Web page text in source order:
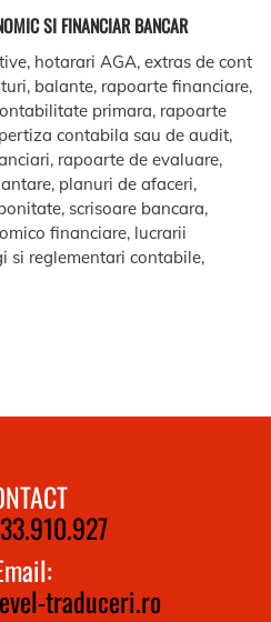
SI FINANCIAR BANCAR
hotarari AGA, extras de cont
balante, rapoarte financiare,
primara, rapoarte
contabila sau de audit,
rapoarte de evaluare,
planuri de afaceri,
scrisoare bancara,
financiare, lucrarii
si reglementari contabile,
traduceri.ro